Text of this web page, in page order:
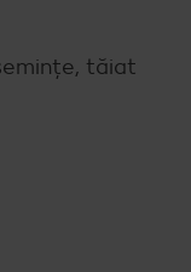
tăiat